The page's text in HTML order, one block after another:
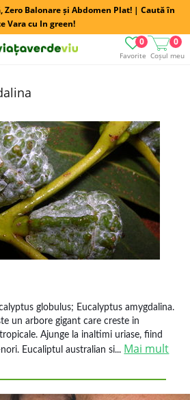
Balonare și Abdomen Plat! | Caută în
Vara cu In green!
Favorite
0
Coșul meu
0
globulus; Eucalyptus amygdalina.
un arbore gigant care creste in
Ajunge la inaltimi uriase, fiind
Eucaliptul australian si... Mai mult